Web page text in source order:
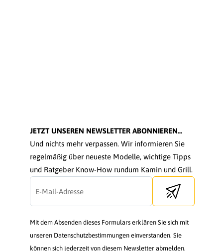
JETZT UNSEREN NEWSLETTER ABONNIEREN...
Und nichts mehr verpassen. Wir informieren Sie
regelmäßig über neueste Modelle, wichtige Tipps
und Ratgeber Know-How rundum Kamin und Grill.
Send newsletter
Mit dem Absenden dieses Formulars erklären Sie sich mit
unseren Datenschutzbestimmungen einverstanden. Sie
können sich jederzeit von diesem Newsletter abmelden.